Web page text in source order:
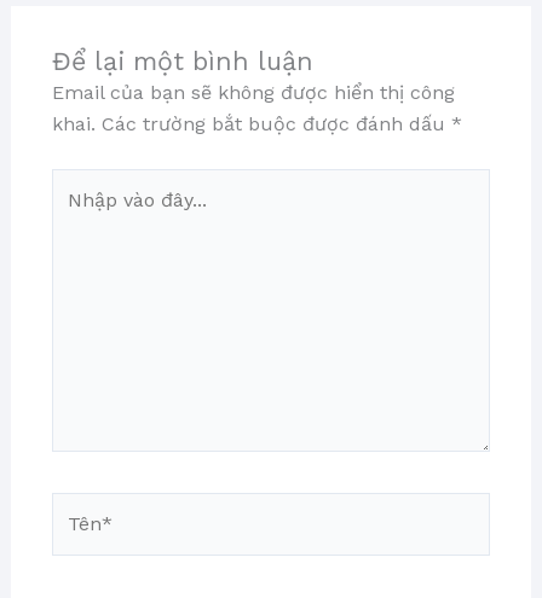
Để lại một bình luận
Email của bạn sẽ không được hiển thị công
khai. Các trường bắt buộc được đánh dấu *